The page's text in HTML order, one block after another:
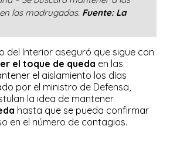
las madrugadas. Fuente: La
del Interior aseguró que sigue con
el toque de queda en las
el aislamiento los días
por el ministro de Defensa,
la idea de mantener
hasta que se pueda confirmar
en el número de contagios.